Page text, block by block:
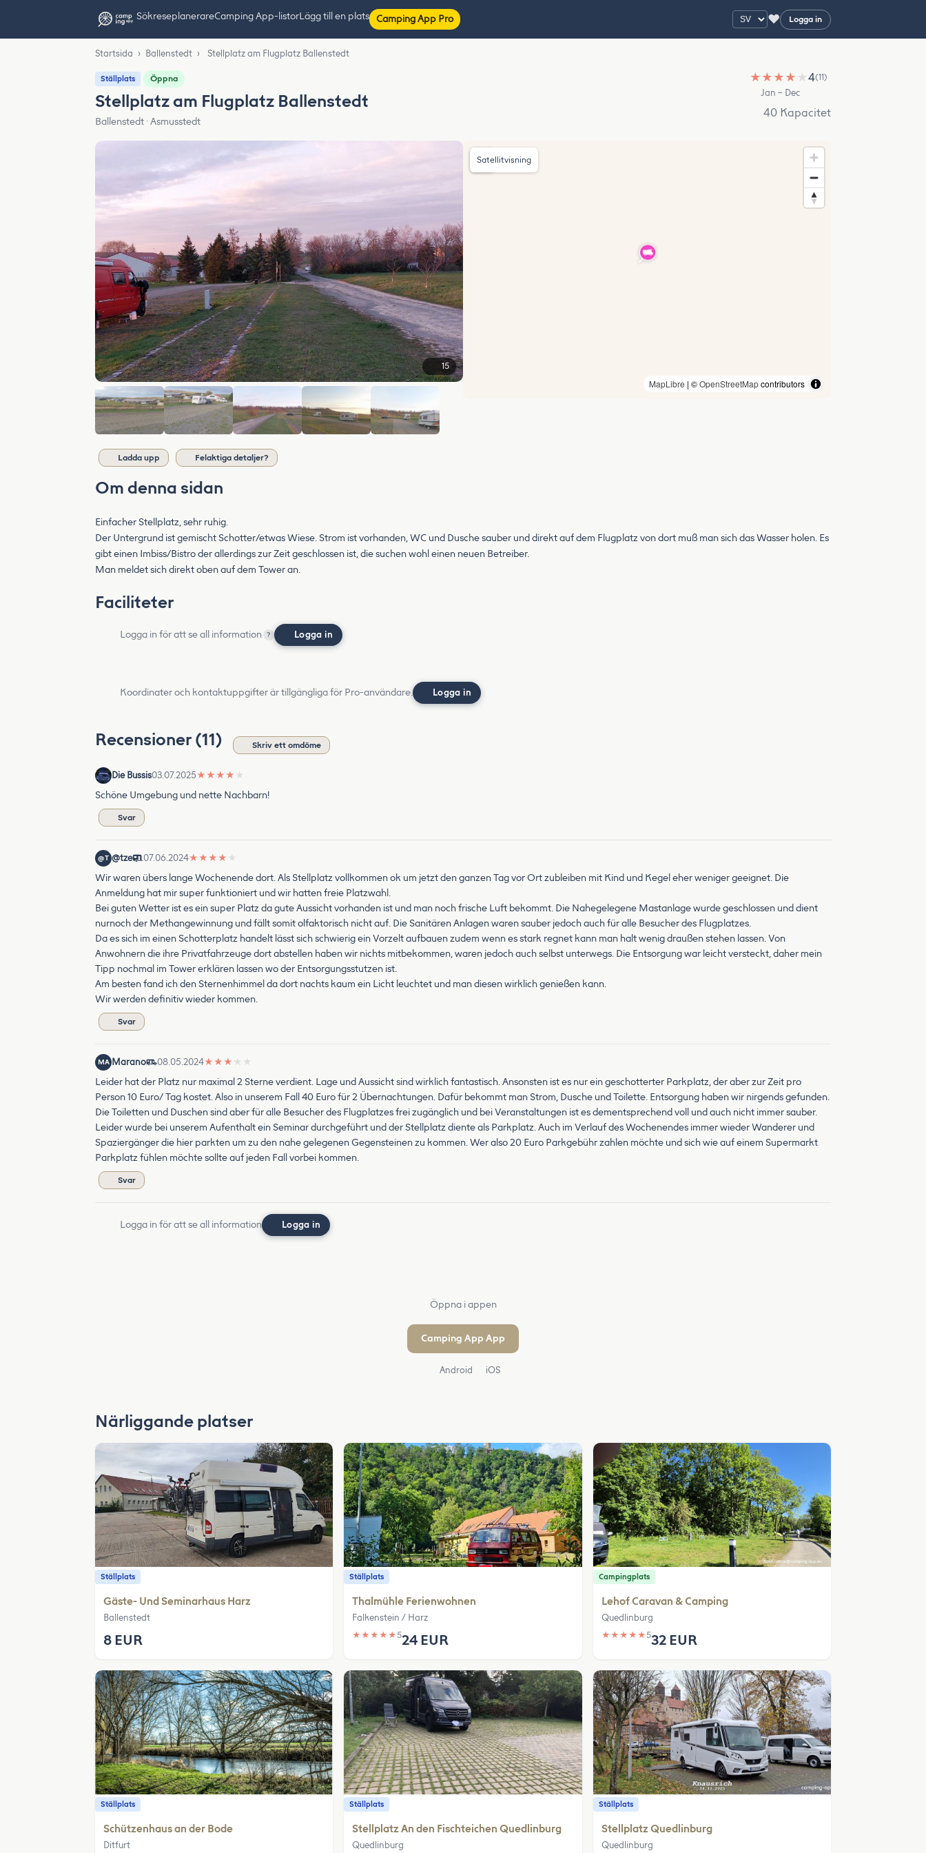
SökreseplanerareCamping App-listorLägg till en plats Camping App Pro ♥ Logga in
Startsida › Ballenstedt › Stellplatz am Flugplatz Ballenstedt
Ställplats Öppna
Stellplatz am Flugplatz Ballenstedt
Ballenstedt · Asmusstedt
★ ★ ★ ★ ★4(11)
Jan – Dec
40 Kapacitet
15
MapLibre | ©OpenStreetMapcontributors
Satellitvisning
Ladda upp Felaktiga detaljer?
Om denna sidan
Einfacher Stellplatz, sehr ruhig.
Der Untergrund ist gemischt Schotter/etwas Wiese. Strom ist vorhanden, WC und Dusche sauber und direkt auf dem Flugplatz von dort muß man sich das Wasser holen. Es
gibt einen Imbiss/Bistro der allerdings zur Zeit geschlossen ist, die suchen wohl einen neuen Betreiber.
Man meldet sich direkt oben auf dem Tower an.
Faciliteter
Logga in för att se all information ? Logga in
Koordinater och kontaktuppgifter är tillgängliga för Pro-användare. Logga in
Recensioner (11) Skriv ett omdöme
Die Bussis03.07.2025★ ★ ★ ★ ★
Schöne Umgebung und nette Nachbarn!
Svar
@T @tze 07.06.2024★ ★ ★ ★ ★
Wir waren übers lange Wochenende dort. Als Stellplatz vollkommen ok um jetzt den ganzen Tag vor Ort zubleiben mit Kind und Kegel eher weniger geeignet. Die
Anmeldung hat mir super funktioniert und wir hatten freie Platzwahl.
Bei guten Wetter ist es ein super Platz da gute Aussicht vorhanden ist und man noch frische Luft bekommt. Die Nahegelegene Mastanlage wurde geschlossen und dient
nurnoch der Methangewinnung und fällt somit olfaktorisch nicht auf. Die Sanitären Anlagen waren sauber jedoch auch für alle Besucher des Flugplatzes.
Da es sich im einen Schotterplatz handelt lässt sich schwierig ein Vorzelt aufbauen zudem wenn es stark regnet kann man halt wenig draußen stehen lassen. Von
Anwohnern die ihre Privatfahrzeuge dort abstellen haben wir nichts mitbekommen, waren jedoch auch selbst unterwegs. Die Entsorgung war leicht versteckt, daher mein
Tipp nochmal im Tower erklären lassen wo der Entsorgungsstutzen ist.
Am besten fand ich den Sternenhimmel da dort nachts kaum ein Licht leuchtet und man diesen wirklich genießen kann.
Wir werden definitiv wieder kommen.
Svar
MA Marano 08.05.2024★ ★ ★ ★ ★
Leider hat der Platz nur maximal 2 Sterne verdient. Lage und Aussicht sind wirklich fantastisch. Ansonsten ist es nur ein geschotterter Parkplatz, der aber zur Zeit pro
Person 10 Euro/ Tag kostet. Also in unserem Fall 40 Euro für 2 Übernachtungen. Dafür bekommt man Strom, Dusche und Toilette. Entsorgung haben wir nirgends gefunden.
Die Toiletten und Duschen sind aber für alle Besucher des Flugplatzes frei zugänglich und bei Veranstaltungen ist es dementsprechend voll und auch nicht immer sauber.
Leider wurde bei unserem Aufenthalt ein Seminar durchgeführt und der Stellplatz diente als Parkplatz. Auch im Verlauf des Wochenendes immer wieder Wanderer und
Spaziergänger die hier parkten um zu den nahe gelegenen Gegensteinen zu kommen. Wer also 20 Euro Parkgebühr zahlen möchte und sich wie auf einem Supermarkt
Parkplatz fühlen möchte sollte auf jeden Fall vorbei kommen.
Svar
Logga in för att se all information Logga in
Öppna i appen
Camping App App
Android iOS
Närliggande platser
Ställplats
Gäste- Und Seminarhaus Harz
Ballenstedt
8 EUR
Ställplats
Thalmühle Ferienwohnen
Falkenstein / Harz
★ ★ ★ ★ ★524 EUR
Campingplats
Lehof Caravan & Camping
Quedlinburg
★ ★ ★ ★ ★532 EUR
Ställplats
Schützenhaus an der Bode
Ditfurt
Ställplats
Stellplatz An den Fischteichen Quedlinburg
Quedlinburg
Ställplats
Stellplatz Quedlinburg
Quedlinburg